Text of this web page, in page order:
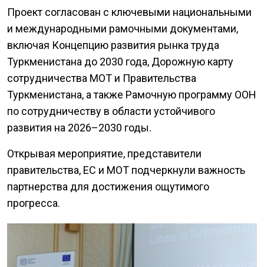
Проект согласован с ключевыми национальными
и международными рамочными документами,
включая Концепцию развития рынка труда
Туркменистана до 2030 года, Дорожную карту
сотрудничества МОТ и Правительства
Туркменистана, а также Рамочную программу ООН
по сотрудничеству в области устойчивого
развития на 2026–2030 годы.
Открывая мероприятие, представители
правительства, ЕС и МОТ подчеркнули важность
партнерства для достижения ощутимого
прогресса.